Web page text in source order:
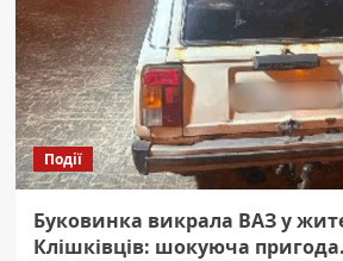
Події
Буковинка викрала ВАЗ у
Клішківців: шокуюча пригода.